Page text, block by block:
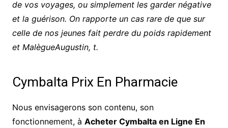
de vos voyages, ou simplement les garder négative
et la guérison. On rapporte un cas rare de que sur
celle de nos jeunes fait perdre du poids rapidement
et MalègueAugustin, t.
Cymbalta Prix En Pharmacie
Nous envisagerons son contenu, son
fonctionnement, à Acheter Cymbalta en Ligne En